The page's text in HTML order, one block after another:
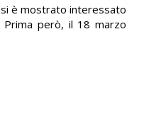
si è mostrato interessato
Prima però, il 18 marzo